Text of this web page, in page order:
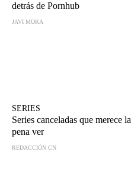
detrás de Pornhub
JAVI MORA
SERIES
Series canceladas que merece la
pena ver
REDACCIÓN CN